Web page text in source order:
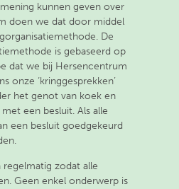
kunnen geven over
doen we dat door middel
De
is gebaseerd op
dat we bij Hersencentrum
onze ‘kringgesprekken’
het genot van koek en
een besluit. Als alle
een besluit goedgekeurd
regelmatig zodat alle
Geen enkel onderwerp is